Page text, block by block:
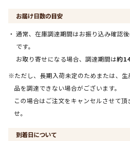
お届け日数の目安
通常、在庫調達期間はお振り込み確認
です。
お取り寄せになる場合、調達期間は約
※ただし、長期入荷未定のためまたは、生
品を調達できない場合がございます。
この場合はご注文をキャンセルさせて
せ。
到着日について